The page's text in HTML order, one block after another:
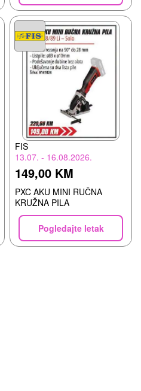
FIS
13.07. - 16.08.2026.
149,00 KM
PXC AKU MINI RUČNA
KRUŽNA PILA
Pogledajte letak